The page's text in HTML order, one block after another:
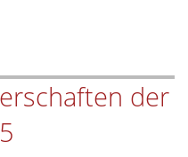
der